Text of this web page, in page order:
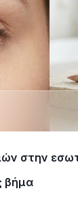
στην
βήμα